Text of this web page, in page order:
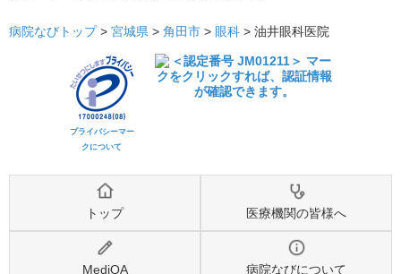
病院なびトップ > 宮城県 > 角田市 > 眼科 > 油井眼科医院
プライバシーマー
クについて
トップ 医療機関の皆様へ
MediQA 病院なびについて